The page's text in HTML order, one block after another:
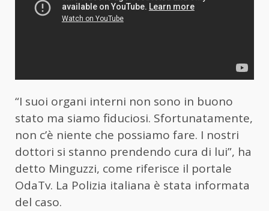
“I suoi organi interni non sono in buono
stato ma siamo fiduciosi. Sfortunatamente,
non c’è niente che possiamo fare. I nostri
dottori si stanno prendendo cura di lui”, ha
detto Minguzzi, come riferisce il portale
OdaTv. La Polizia italiana è stata informata
del caso.